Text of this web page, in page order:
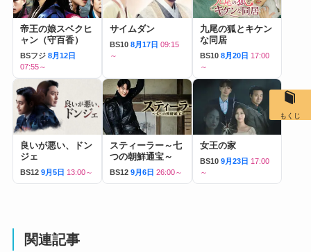
帝王の娘スベクヒ
ャン（守百香）
BSフジ 8月12日
07:55～
サイムダン
BS10 8月17日 09:15
～
九尾の狐とキケン
な同居
BS10 8月20日 17:00
～
良いが悪い、ドン
ジェ
BS12 9月5日 13:00～
スティーラー～七
つの朝鮮通宝～
BS12 9月6日 26:00～
女王の家
BS10 9月23日 17:00
～
関連記事
もくじ